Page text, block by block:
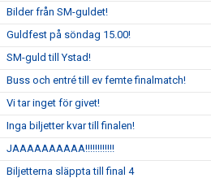
Bilder från SM-guldet!
Guldfest på söndag 15.00!
SM-guld till Ystad!
Buss och entré till ev femte finalmatch!
Vi tar inget för givet!
Inga biljetter kvar till finalen!
JAAAAAAAAAA!!!!!!!!!!!!
Biljetterna släppta till final 4